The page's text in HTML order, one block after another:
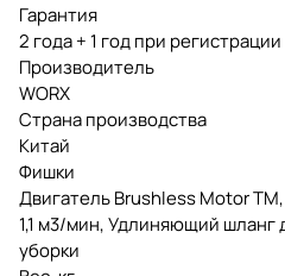
Гарантия
2 года + 1 год при регистрации
Производитель
WORX
Страна производства
Китай
Фишки
Двигатель Brushless Motor
1,1 м3/мин, Удлиняющий шланг
уборки